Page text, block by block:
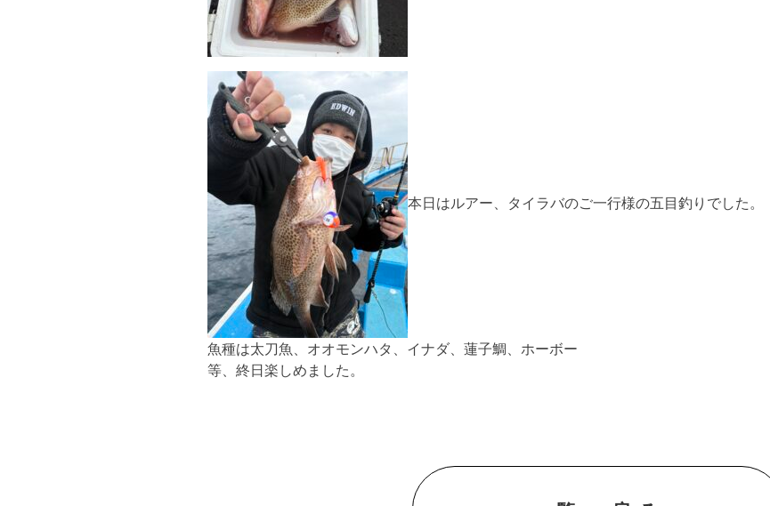
本日はルアー、タイラバのご一行様の五目釣りでした。
魚種は太刀魚、オオモンハタ、イナダ、蓮子鯛、ホーボー
等、終日楽しめました。